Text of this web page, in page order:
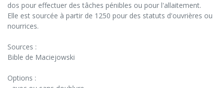
dos pour effectuer des tâches pénibles ou pour l'allaitement.
Elle est sourcée à partir de 1250 pour des statuts d'ouvrières ou
nourrices.
Sources :
Bible de Maciejowski
Options :